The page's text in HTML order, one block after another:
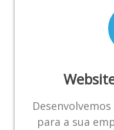
para a sua